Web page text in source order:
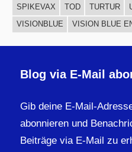
SPIKEVAX
TOD TURTUR
VISIONBLUE
VISION BLUE
Blog via E-Mail
Gib deine E-Mail-
abonnieren und
Beiträge via E-Mail zu